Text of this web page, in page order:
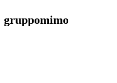
gruppomimo